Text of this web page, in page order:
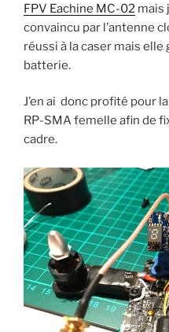
FPV Eachine MC-02 mais
convaincu par l’antenne
réussi à la caser mais
batterie.
J’en ai donc profité pour
RP-SMA femelle afin de
cadre.